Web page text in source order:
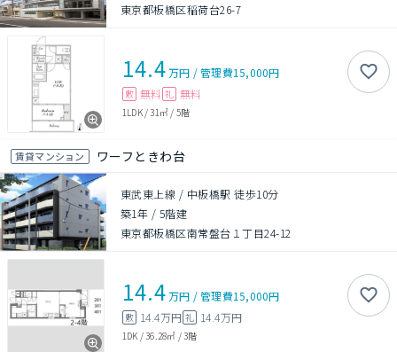
東京都板橋区稲荷台26-7
14.4万円 /管理費15,000円
敷 無料 礼 無料
1LDK/31㎡ / 5階
賃貸マンション ワーフときわ台
東武東上線 / 中板橋駅 徒歩10分
築1年 / 5階建
東京都板橋区南常盤台１丁目24-12
14.4万円 /管理費15,000円
敷 14.4万円 礼 14.4万円
1DK /36.28㎡ /3階